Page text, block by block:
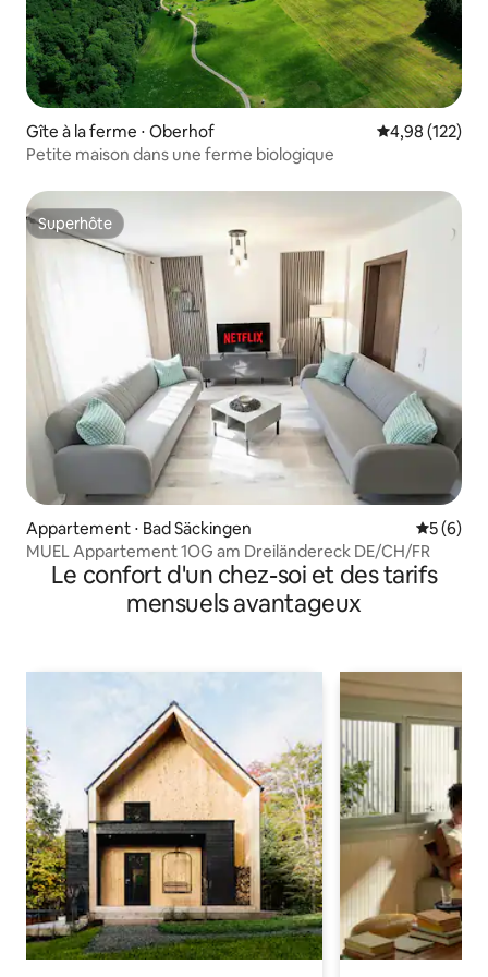
Gîte à la ferme ⋅ Oberhof Évaluation
4,98 (122)
Petite maison dans une ferme biologique
Superhôte
Superhôte
Appartement ⋅ Bad Säckingen
5 (6)
MUEL Appartement 1OG am Dreiländereck DE/CH/FR
Le confort d'un chez-soi et des tarifs
mensuels avantageux